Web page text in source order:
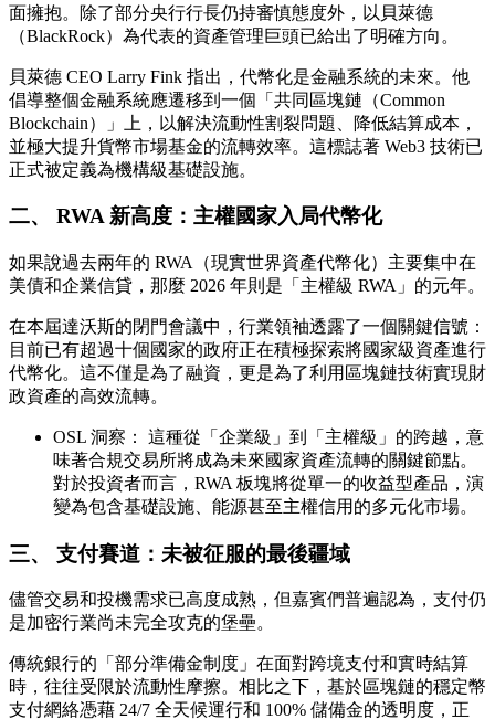
面擁抱。除了部分央行行長仍持審慎態度外，以貝萊德
（BlackRock）為代表的資產管理巨頭已給出了明確方向。
貝萊德 CEO Larry Fink 指出，代幣化是金融系統的未來。他
倡導整個金融系統應遷移到一個「共同區塊鏈（Common
Blockchain）」上，以解決流動性割裂問題、降低結算成本，
並極大提升貨幣市場基金的流轉效率。這標誌著 Web3 技術已
正式被定義為機構級基礎設施。
二、 RWA 新高度：主權國家入局代幣化
如果說過去兩年的 RWA（現實世界資產代幣化）主要集中在
美債和企業信貸，那麼 2026 年則是「主權級 RWA」的元年。
在本屆達沃斯的閉門會議中，行業領袖透露了一個關鍵信號：
目前已有超過十個國家的政府正在積極探索將國家級資產進行
代幣化。這不僅是為了融資，更是為了利用區塊鏈技術實現財
政資產的高效流轉。
OSL 洞察：
這種從「企業級」到「主權級」的跨越，意
味著合規交易所將成為未來國家資產流轉的關鍵節點。
對於投資者而言，RWA 板塊將從單一的收益型產品，演
變為包含基礎設施、能源甚至主權信用的多元化市場。
三、 支付賽道：未被征服的最後疆域
儘管交易和投機需求已高度成熟，但嘉賓們普遍認為，支付仍
是加密行業尚未完全攻克的堡壘。
傳統銀行的「部分準備金制度」在面對跨境支付和實時結算
時，往往受限於流動性摩擦。相比之下，基於區塊鏈的穩定幣
支付網絡憑藉 24/7 全天候運行和 100% 儲備金的透明度，正